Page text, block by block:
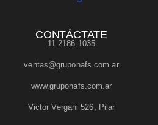
CONTÁCTATE
11 2186-1035
ventas@gruponafs.com.ar
www.gruponafs.com.ar
Victor Vergani 526, Pilar